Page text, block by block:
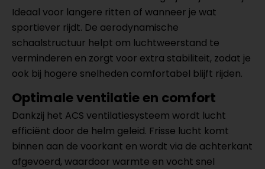
Ideaal voor langere ritten of wanneer je wat
sportiever rijdt. De aerodynamische
schaalstructuur helpt om luchtweerstand te
verminderen en zorgt voor extra stabiliteit, zodat je
ook bij hogere snelheden comfortabel blijft rijden.
Optimale ventilatie en comfort
Dankzij het ACS ventilatiesysteem wordt lucht
efficiënt door de helm geleid. Frisse lucht komt
binnen aan de voorkant en wordt via de achterkant
afgevoerd, waardoor warmte en vocht snel